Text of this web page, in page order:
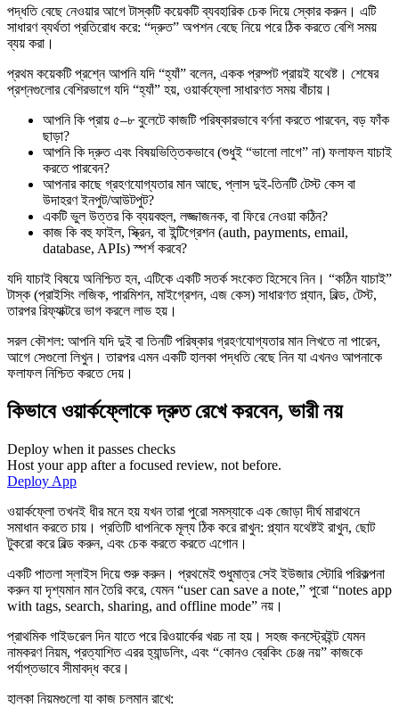
পদ্ধতি বেছে নেওয়ার আগে টাস্কটি কয়েকটি ব্যবহারিক চেক দিয়ে স্কোর করুন। এটি
সাধারণ ব্যর্থতা প্রতিরোধ করে: “দ্রুত” অপশন বেছে নিয়ে পরে ঠিক করতে বেশি সময়
ব্যয় করা।
প্রথম কয়েকটি প্রশ্নে আপনি যদি “হ্যাঁ” বলেন, একক প্রম্পট প্রায়ই যথেষ্ট। শেষের
প্রশ্নগুলোর বেশিরভাগে যদি “হ্যাঁ” হয়, ওয়ার্কফ্লো সাধারণত সময় বাঁচায়।
আপনি কি প্রায় ৫–৮ বুলেটে কাজটি পরিষ্কারভাবে বর্ণনা করতে পারবেন, বড় ফাঁক
ছাড়া?
আপনি কি দ্রুত এবং বিষয়ভিত্তিকভাবে (শুধুই “ভালো লাগে” না) ফলাফল যাচাই
করতে পারবেন?
আপনার কাছে গ্রহণযোগ্যতার মান আছে, প্লাস দুই-তিনটি টেস্ট কেস বা
উদাহরণ ইনপুট/আউটপুট?
একটি ভুল উত্তর কি ব্যয়বহুল, লজ্জাজনক, বা ফিরে নেওয়া কঠিন?
কাজ কি বহু ফাইল, স্ক্রিন, বা ইন্টিগ্রেশন (auth, payments, email,
database, APIs) স্পর্শ করবে?
যদি যাচাই বিষয়ে অনিশ্চিত হন, এটিকে একটি সতর্ক সংকেত হিসেবে নিন। “কঠিন যাচাই”
টাস্ক (প্রাইসিং লজিক, পারমিশন, মাইগ্রেশন, এজ কেস) সাধারণত প্ল্যান, বিল্ড, টেস্ট,
তারপর রিফ্যাক্টরে ভাগ করলে লাভ হয়।
সরল কৌশল: আপনি যদি দুই বা তিনটি পরিষ্কার গ্রহণযোগ্যতার মান লিখতে না পারেন,
আগে সেগুলো লিখুন। তারপর এমন একটি হালকা পদ্ধতি বেছে নিন যা এখনও আপনাকে
ফলাফল নিশ্চিত করতে দেয়।
কিভাবে ওয়ার্কফ্লোকে দ্রুত রেখে করবেন, ভারী নয়
Deploy when it passes checks
Host your app after a focused review, not before.
Deploy App
ওয়ার্কফ্লো তখনই ধীর মনে হয় যখন তারা পুরো সমস্যাকে এক জোড়া দীর্ঘ মারাথনে
সমাধান করতে চায়। প্রতিটি ধাপনিকে মূল্য ঠিক করে রাখুন: প্ল্যান যথেষ্টই রাখুন, ছোট
টুকরো করে বিল্ড করুন, এবং চেক করতে করতে এগোন।
একটি পাতলা স্লাইস দিয়ে শুরু করুন। প্রথমেই শুধুমাত্র সেই ইউজার স্টোরি পরিকল্পনা
করুন যা দৃশ্যমান মান তৈরি করে, যেমন “user can save a note,” পুরো “notes app
with tags, search, sharing, and offline mode” নয়।
প্রাথমিক গাইডরেল দিন যাতে পরে রিওয়ার্কের খরচ না হয়। সহজ কনস্ট্রেইন্ট যেমন
নামকরণ নিয়ম, প্রত্যাশিত এরর হ্যান্ডলিং, এবং “কোনও ব্রেকিং চেঞ্জ নয়” কাজকে
পর্যাপ্তভাবে সীমাবদ্ধ করে।
হালকা নিয়মগুলো যা কাজ চলমান রাখে: